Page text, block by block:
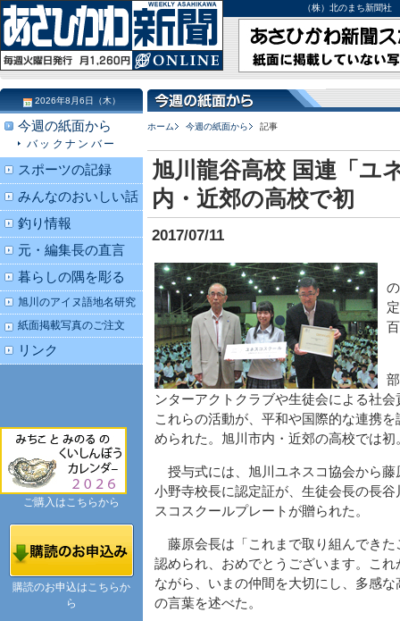
（株）北のまち新聞
ホーム 今週の紙面から 記事
旭川龍谷高校 国連「ユ
内・近郊の高校で初
2017/07/11
ンターアクトクラブや生徒会による社
これらの活動が、平和や国際的な連携
められた。旭川市内・近郊の高校では
授与式には、旭川ユネスコ協会から藤
小野寺校長に認定証が、生徒会長の長
スコスクールプレートが贈られた。
藤原会長は「これまで取り組んできた
認められ、おめでとうございます。こ
ながら、いまの仲間を大切にし、多感
の言葉を述べた。
2026年8月6日（木）
今週の紙面から
バックナンバー
スポーツの記録
みんなのおいしい話
釣り情報
元・編集長の直言
暮らしの隅を彫る
旭川のアイヌ語地名研究
紙面掲載写真のご注文
リンク
ご購入はこちらから
購読のお申込はこちらか
ら